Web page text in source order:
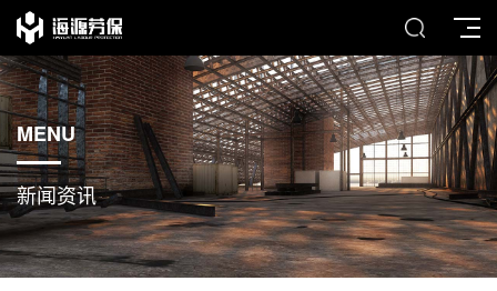
MENU
新闻资讯